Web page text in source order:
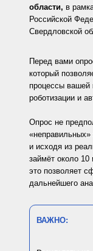
Перед вами
который
процессы вашей
роботизации и
Опрос не
«неправильных»
и исходя из
займёт около 10
это позволяет
дальнейшего
ВАЖНО:
области, в
Российской
Свердловской